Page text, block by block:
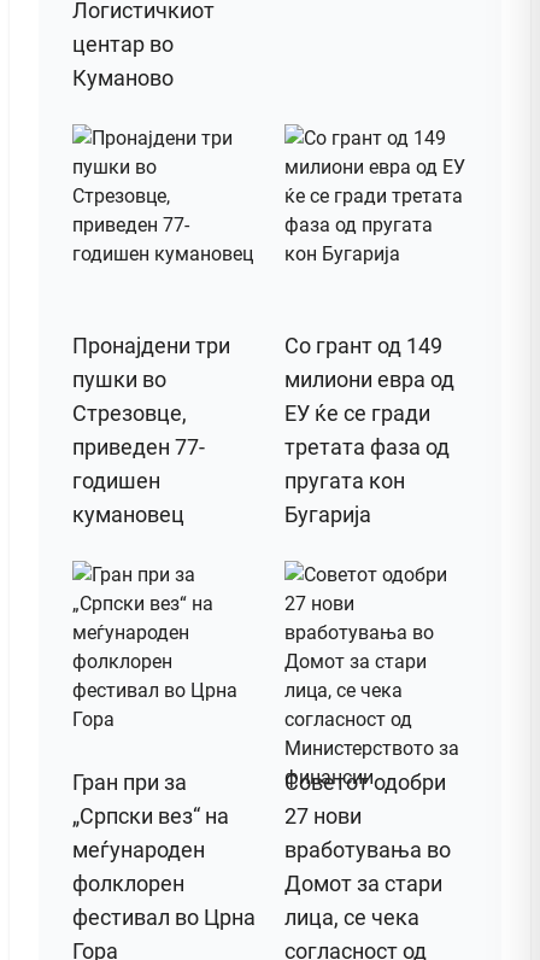
Логистичкиот
центар во
Куманово
Пронајдени три
пушки во
Стрезовце,
приведен 77-
годишен
кумановец
Со грант од 149
милиони евра од
ЕУ ќе се гради
третата фаза од
пругата кон
Бугарија
Гран при за
„Српски вез“ на
меѓународен
фолклорен
фестивал во Црна
Гора
Советот одобри
27 нови
вработувања во
Домот за стари
лица, се чека
согласност од